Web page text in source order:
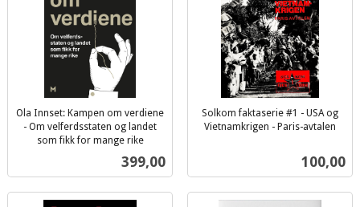
Ola Innset: Kampen om verdiene
- Om velferdsstaten og landet
som fikk for mange rike
Pris
399,00
Solkom faktaserie #1 - USA og
Vietnamkrigen - Paris-avtalen
Pris
100,00